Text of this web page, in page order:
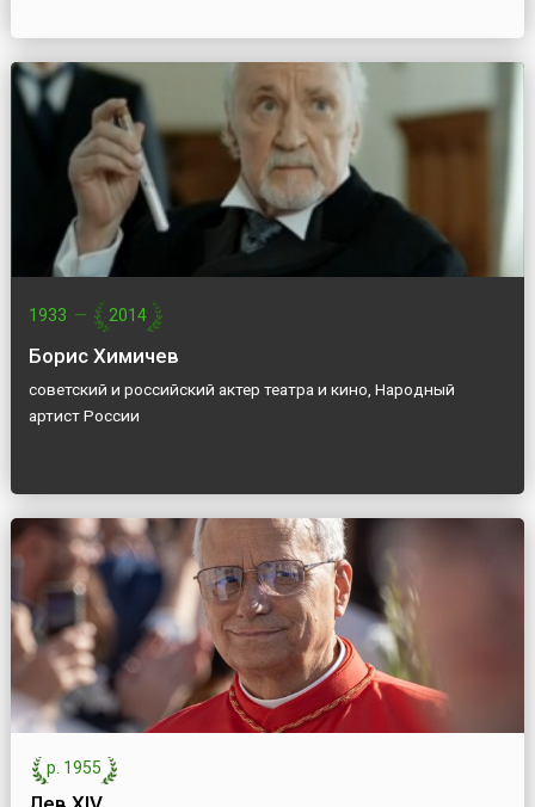
1933 — 2014
Борис Химичев
советский и российский актер театра и кино, Народный
артист России
р. 1955